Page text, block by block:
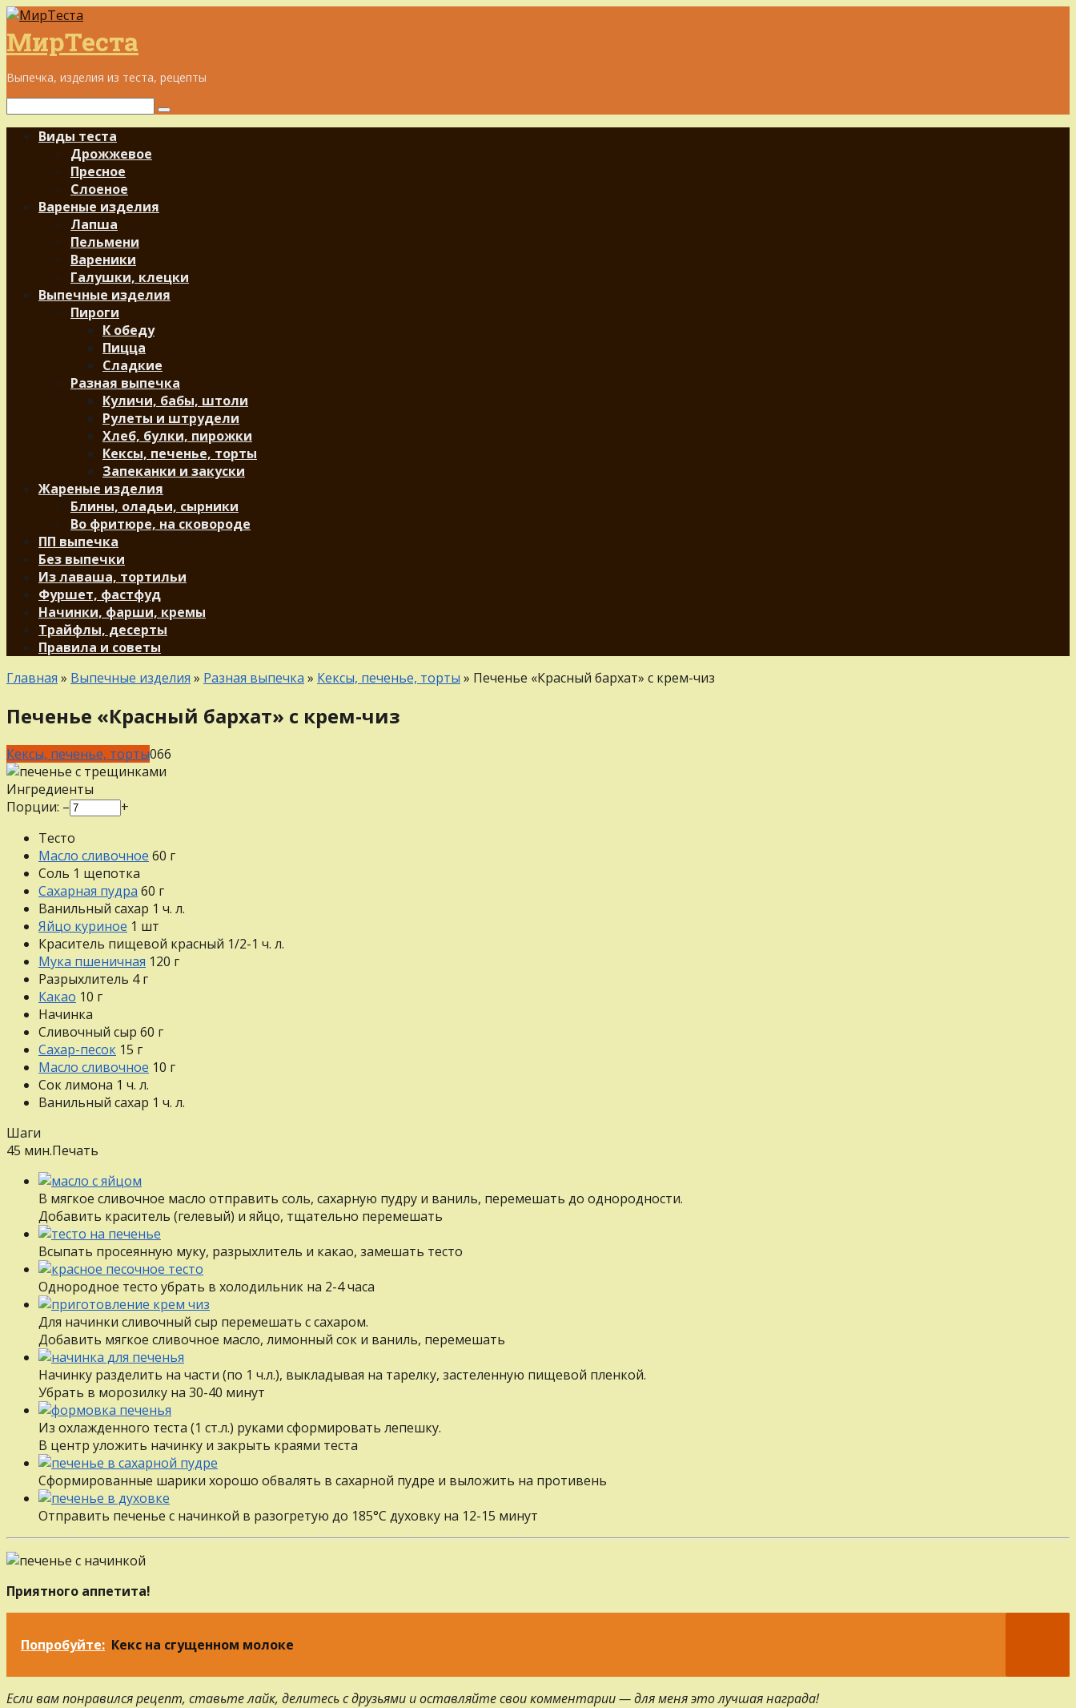
Перейти
к
контенту
МирТеста
Выпечка, изделия из теста, рецепты
Поиск:
Виды теста
Дрожжевое
Пресное
Слоеное
Вареные изделия
Лапша
Пельмени
Вареники
Галушки, клецки
Выпечные изделия
Пироги
К обеду
Пицца
Сладкие
Разная выпечка
Куличи, бабы, штоли
Рулеты и штрудели
Хлеб, булки, пирожки
Кексы, печенье, торты
Запеканки и закуски
Жареные изделия
Блины, оладьи, сырники
Во фритюре, на сковороде
ПП выпечка
Без выпечки
Из лаваша, тортильи
Фуршет, фастфуд
Начинки, фарши, кремы
Трайфлы, десерты
Правила и советы
Главная » Выпечные изделия » Разная выпечка » Кексы, печенье, торты » Печенье «Красный бархат» с крем-чиз
Печенье «Красный бархат» с крем-чиз
Кексы, печенье, торты066
Ингредиенты
Порции: –
+
Тесто
Масло сливочное 60 г
Соль 1 щепотка
Сахарная пудра 60 г
Ванильный сахар 1 ч. л.
Яйцо куриное 1 шт
Краситель пищевой красный 1/2-1 ч. л.
Мука пшеничная 120 г
Разрыхлитель 4г
Какао 10 г
Начинка
Сливочный сыр 60 г
Сахар-песок 15 г
Масло сливочное 10 г
Сок лимона 1 ч. л.
Ванильный сахар 1 ч. л.
Шаги
45 мин.Печать
В мягкое сливочное масло отправить соль, сахарную пудру и ваниль, перемешать до однородности.
Добавить краситель (гелевый) и яйцо, тщательно перемешать
Всыпать просеянную муку, разрыхлитель и какао, замешать тесто
Однородное тесто убрать в холодильник на 2-4 часа
Для начинки сливочный сыр перемешать с сахаром.
Добавить мягкое сливочное масло, лимонный сок и ваниль, перемешать
Начинку разделить на части (по 1 ч.л.), выкладывая на тарелку, застеленную пищевой пленкой.
Убрать в морозилку на 30-40 минут
Из охлажденного теста (1 ст.л.) руками сформировать лепешку.
В центр уложить начинку и закрыть краями теста
Сформированные шарики хорошо обвалять в сахарной пудре и выложить на противень
Отправить печенье с начинкой в разогретую до 185°С духовку на 12-15 минут
Приятного аппетита!
Попробуйте: Кекс на сгущенном молоке
Если вам понравился рецепт, ставьте лайк, делитесь с друзьями и оставляйте свои комментарии — для меня это лучшая награда!